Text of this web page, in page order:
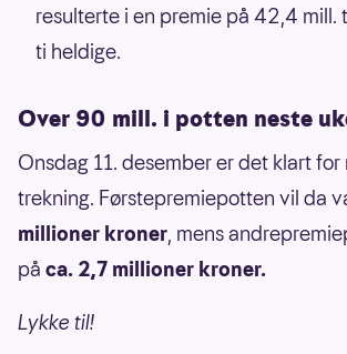
resulterte i en premie på 42,4 mill.
ti heldige.
Over 90 mill. i potten neste
Onsdag 11. desember er det klart
trekning. Førstepremiepotten vil da
millioner kroner, mens
på ca. 2,7 millioner kroner.
Lykke til!